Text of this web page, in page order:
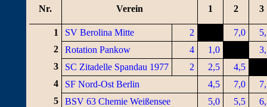
Nr. Verein 1 2 3
1 SV Berolina Mitte 2 7,0
2
Rotation Pankow 4 1,0
3
SC Zitadelle Spandau 1977 2 2,5
4,5
4
SF Nord-Ost Berlin 4,5 7,0
5
BSV 63 Chemie Weißensee 5,0 5,5